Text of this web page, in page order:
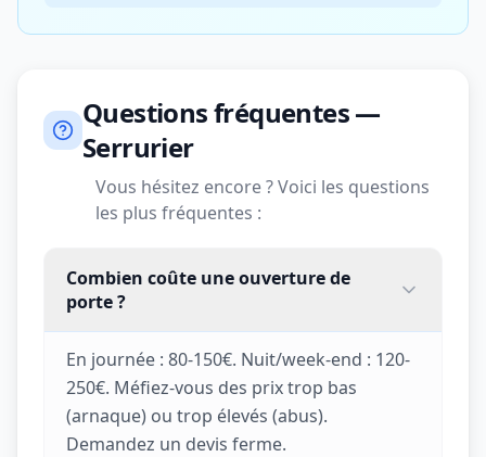
Questions fréquentes —
Serrurier
Vous hésitez encore ? Voici les questions
les plus fréquentes :
Combien coûte une ouverture de
porte ?
En journée : 80-150€. Nuit/week-end : 120-
250€. Méfiez-vous des prix trop bas
(arnaque) ou trop élevés (abus).
Demandez un devis ferme.